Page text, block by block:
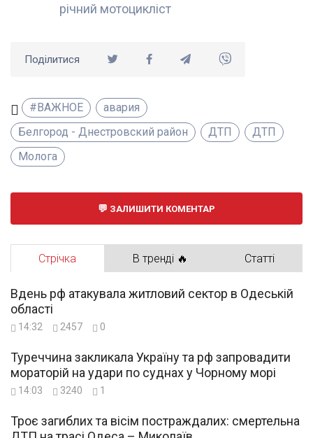
річний мотоцикліст
Поділитися
#ВАЖНОЕ
авария
Белгород - Днестровский район
ДТП
ДТП
Молога
ЗАЛИШИТИ КОМЕНТАР
Стрічка В тренді 🔥 Статті
Вдень рф атакувала житловий сектор в Одеській
області
14:32 2457 0
Туреччина закликала Україну та рф запровадити
мораторій на удари по суднах у Чорному морі
14:03 3240 1
Троє загиблих та вісім постраждалих: смертельна